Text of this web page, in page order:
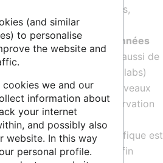
un ensemble de services,
l’exploration, la
le téléchargement de données
de la Terre . Elle permet aussi de
interactifs (datalabs)
le développement de nouveaux
des données d’Observation
CNES et du programme
accompagnement spécifique est
(booster Geodes) afin
(and similar
to personalise
the website and
cookies we and our
information about
your internet
and possibly also
website. In this way
personal profile.